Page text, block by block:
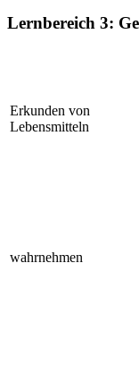
Lernbereich 3:
Erkunden von
Lebensmitteln
wahrnehmen